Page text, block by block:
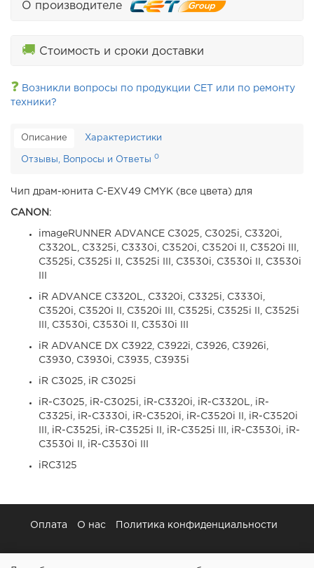
О производителе
🚚 Стоимость и сроки доставки
❓ Возникли вопросы по продукции CET или по ремонту
техники?
Описание Характеристики
Отзывы, Вопросы и Ответы 0
Чип драм-юнита C-EXV49 CMYK (все цвета) для
CANON :
imageRUNNER ADVANCE C3025, C3025i, C3320i,
C3320L, C3325i, C3330i, C3520i, C3520i II, C3520i III,
C3525i, C3525i II, C3525i III, C3530i, C3530i II, C3530i
iR ADVANCE C3320L, C3320i, C3325i, C3330i,
C3520i, C3520i II, C3520i III, C3525i, C3525i II, C3525i
III, C3530i, C3530i II, C3530i III
iR ADVANCE DX C3922, C3922i, C3926, C3926i,
C3930, C3930i, C3935, C3935i
iR C3025, iR C3025i
iR-C3025, iR-C3025i, iR-C3320i, iR-C3320L, iR-
C3325i, iR-C3330i, iR-C3520i, iR-C3520i II, iR-C3520i
III, iR-C3525i, iR-C3525i II, iR-C3525i III, iR-C3530i, iR-
C3530i II, iR-C3530i III
iRC3125
Оплата О нас Политика конфиденциальности